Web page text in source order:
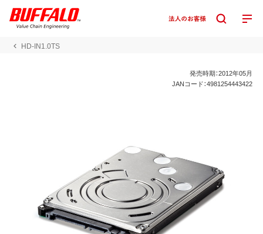
HD-IN1.0TS
発売時期：2012年05月
JANコード：4981254443422